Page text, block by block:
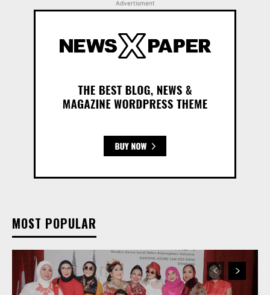
Advertisment
MOST POPULAR